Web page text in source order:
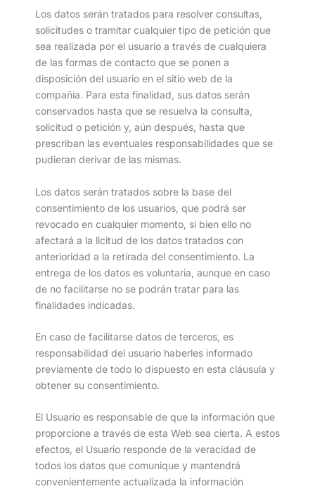
Los datos serán tratados para resolver consultas,
solicitudes o tramitar cualquier tipo de petición que
sea realizada por el usuario a través de cualquiera
de las formas de contacto que se ponen a
disposición del usuario en el sitio web de la
compañía. Para esta finalidad, sus datos serán
conservados hasta que se resuelva la consulta,
solicitud o petición y, aún después, hasta que
prescriban las eventuales responsabilidades que se
pudieran derivar de las mismas.
Los datos serán tratados sobre la base del
consentimiento de los usuarios, que podrá ser
revocado en cualquier momento, si bien ello no
afectará a la licitud de los datos tratados con
anterioridad a la retirada del consentimiento. La
entrega de los datos es voluntaria, aunque en caso
de no facilitarse no se podrán tratar para las
finalidades indicadas.
En caso de facilitarse datos de terceros, es
responsabilidad del usuario haberles informado
previamente de todo lo dispuesto en esta cláusula y
obtener su consentimiento.
El Usuario es responsable de que la información que
proporcione a través de esta Web sea cierta. A estos
efectos, el Usuario responde de la veracidad de
todos los datos que comunique y mantendrá
convenientemente actualizada la información